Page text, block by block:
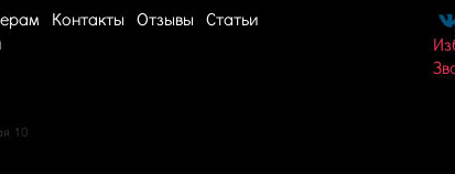
Контакты Отзывы Статьи
10